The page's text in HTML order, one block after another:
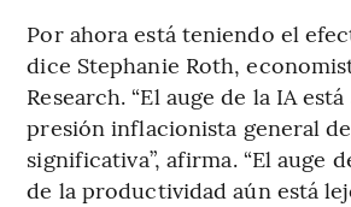
Por ahora está teniendo el
dice Stephanie Roth,
Research. “El auge de la IA
presión inflacionista general
significativa”, afirma. “El auge
de la productividad aún está